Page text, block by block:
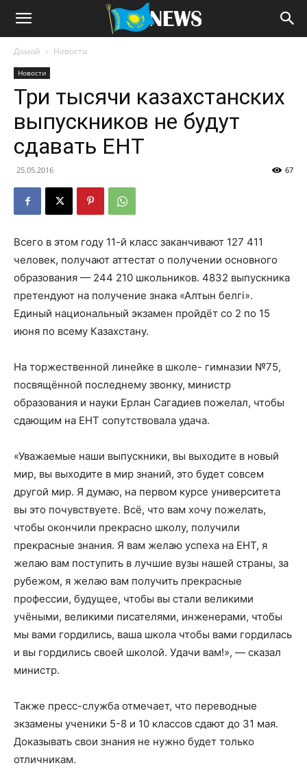
Домой Новости
Новости
Три тысячи казахстанских
выпускников не будут
сдавать ЕНТ
25.05.2016 67
Всего в этом году 11-й класс заканчивают 127 411
человек, получают аттестат о получении основного
образования — 244 210 школьников. 4832 выпускника
претендуют на получение знака «Алтын белгі».
Единый национальный экзамен пройдёт со 2 по 15
июня по всему Казахстану.
На торжественной линейке в школе- гимназии №75,
посвящённой последнему звонку, министр
образования и науки Ерлан Сагадиев пожелал, чтобы
сдающим на ЕНТ сопутствовала удача.
«Уважаемые наши выпускники, вы выходите в новый
мир, вы выходите в мир знаний, это будет совсем
другой мир. Я думаю, на первом курсе университета
вы это почувствуете. Всё, что вам хочу пожелать,
чтобы окончили прекрасно школу, получили
прекрасные знания. Я вам желаю успеха на ЕНТ, я
желаю вам поступить в лучшие вузы нашей страны, за
рубежом, я желаю вам получить прекрасные
профессии, будущее, чтобы вы стали великими
учёными, великими писателями, инженерами, чтобы
мы вами гордились, ваша школа чтобы вами гордилась
и вы гордились своей школой. Удачи вам!», — сказал
министр.
Также пресс-служба отмечает, что переводные
экзамены ученики 5-8 и 10 классов сдают до 31 мая.
Доказывать свои знания не нужно будет только
отличникам.